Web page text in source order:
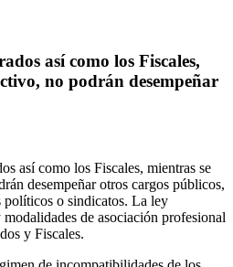
así como los Fiscales,
no podrán desempeñar
así como los Fiscales, mientras se
desempeñar otros cargos públicos,
políticos o sindicatos. La ley
modalidades de asociación profesional
y Fiscales.